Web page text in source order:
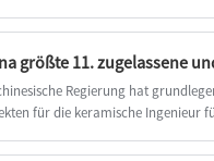
Regierung hat
für die keramische Ingenieur